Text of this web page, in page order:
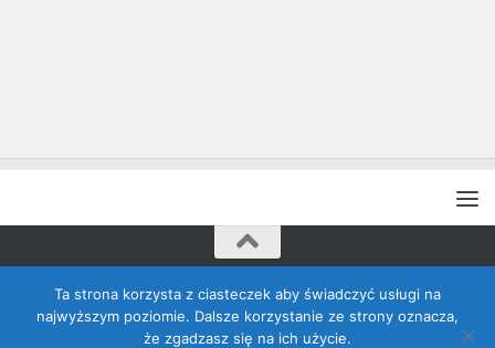
Rada Banino © 2026. Wszelkie prawa zastrzeżone
Ta strona korzysta z ciasteczek aby świadczyć usługi na
najwyższym poziomie. Dalsze korzystanie ze strony oznacza,
że zgadzasz się na ich użycie.